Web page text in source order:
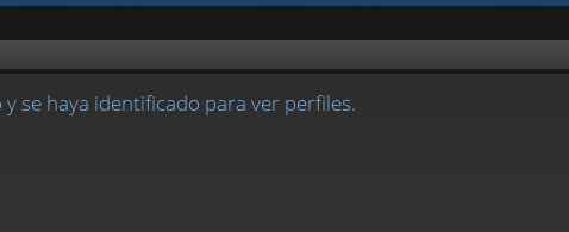
se haya identificado para ver perfiles.